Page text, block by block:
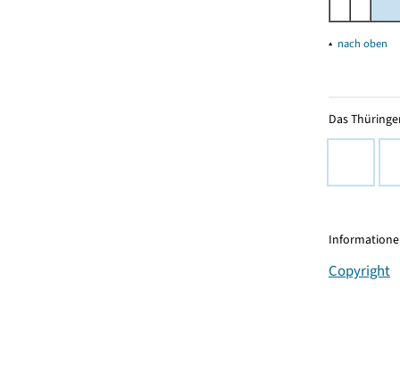
▴ nach oben
Das
Copyright